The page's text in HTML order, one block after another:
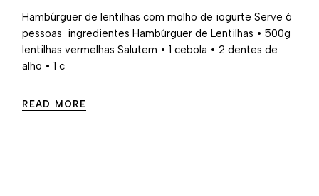
Hambúrguer de lentilhas com molho de iogurte Serve 6
pessoas ingredientes Hambúrguer de Lentilhas • 500g
lentilhas vermelhas Salutem • 1 cebola • 2 dentes de
alho • 1 c
READ MORE